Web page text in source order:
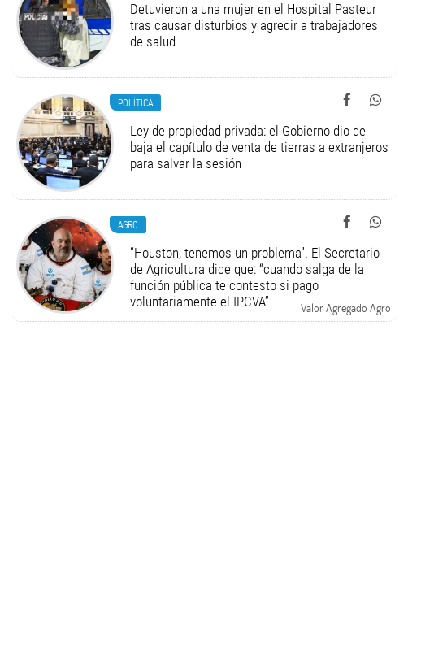
Detuvieron a una mujer en el Hospital Pasteur
tras causar disturbios y agredir a trabajadores
de salud
POLÍTICA
Ley de propiedad privada: el Gobierno dio de
baja el capítulo de venta de tierras a extranjeros
para salvar la sesión
AGRO
“Houston, tenemos un problema”. El Secretario
de Agricultura dice que: “cuando salga de la
función pública te contesto si pago
voluntariamente el IPCVA”
Valor Agregado Agro